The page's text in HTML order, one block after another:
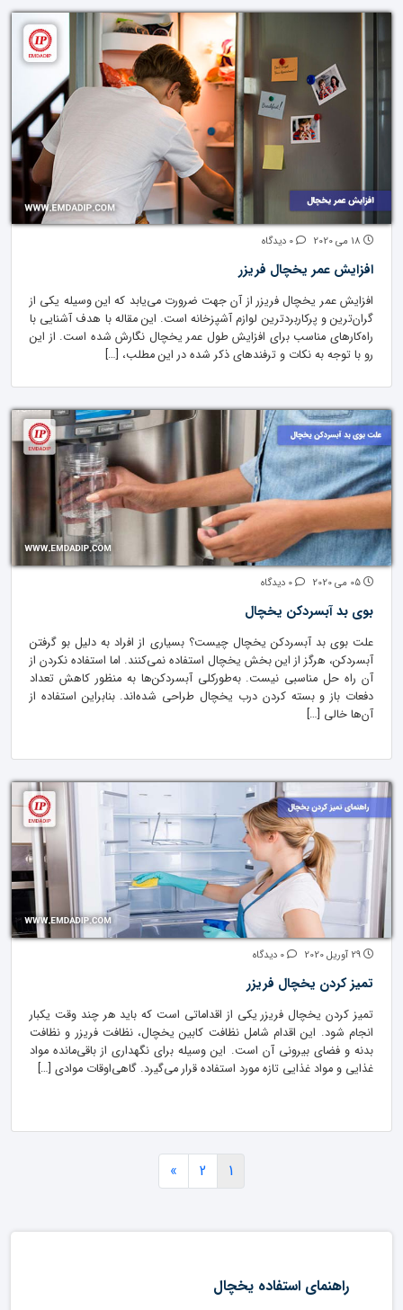
افزایش عمر یخچال فریزر
افزایش عمر یخچال فریزر از آن جهت ضرورت می‌یابد که این وسیله یکی از
گران‌ترین و پرکاربردترین لوازم آشپزخانه است. این مقاله با هدف آشنایی با
راه‌کارهای مناسب برای افزایش طول عمر یخچال نگارش شده است. از این
رو با توجه به نکات و ترفندهای ذکر شده در این مطلب، […]
بوی بد آبسردکن یخچال
علت بوی بد آبسردکن یخچال چیست؟ بسیاری از افراد به دلیل بو گرفتن
آبسردکن، هرگز از این بخش یخچال استفاده نمی‌کنند. اما استفاده نکردن از
آن راه حل مناسبی نیست. به‌طورکلی آبسردکن‌ها به منظور کاهش تعداد
دفعات باز و بسته کردن درب یخچال طراحی شده‌اند. بنابراین استفاده از
آن‌ها خالی […]
تمیز کردن یخچال فریزر
تمیز کردن یخچال فریزر یکی از اقداماتی است که باید هر چند وقت یکبار
انجام شود. این اقدام شامل نظافت کابین یخچال، نظافت فریزر و نظافت
بدنه و فضای بیرونی آن است. این وسیله برای نگهداری از باقی‌مانده مواد
غذایی و مواد غذایی تازه مورد استفاده قرار می‌گیرد. گاهی‌اوقات موادی […]
1
2
»
راهنمای استفاده یخچال